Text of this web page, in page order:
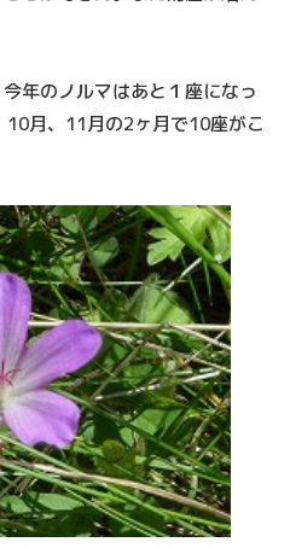
年のノルマはあと１座になっ
月、11月の2ヶ月で10座がこ